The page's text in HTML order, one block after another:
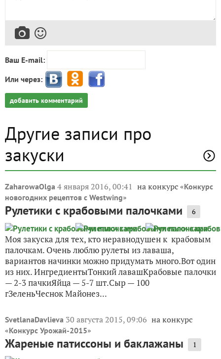
Ваш E-mail:
Или через:
добавить комментарий
Другие записи про
закуски
ZaharowaOlga 4 января 2016, 00:41 на конкурс «Конкурс
новогодних рецептов с Westwing»
Рулетики с крабовыми палочками 6
Моя закуска для тех, кто неравнодушен к крабовым
палочкам. Очень люблю рулеты из лаваша,
вариантов начинки можно придумать много.Вот один
из них. ИнгредиентыТонкий лавашКрабовые палочки
— 2-3 пачкиЯйца — 5-7 шт.Сыр — 100
гЗеленьЧеснок Майонез...
SvetlanaDavlieva 30 августа 2015, 09:06 на конкурс
«Конкурс Урожай-2015»
Жареные патиссоны и баклажаны 1